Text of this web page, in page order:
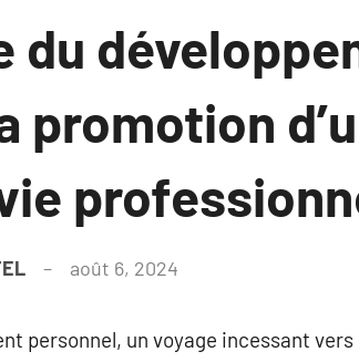
du
promotion
août 6, 2024
personnel, un voyage incessant